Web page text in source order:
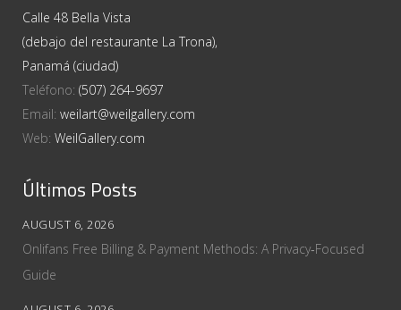
Calle 48 Bella Vista
(debajo del restaurante La Trona),
Panamá (ciudad)
Teléfono: (507) 264-9697
Email: weilart@weilgallery.com
Web: WeilGallery.com
Últimos Posts
AUGUST 6, 2026
Onlifans Free Billing & Payment Methods: A Privacy‑Focused
Guide